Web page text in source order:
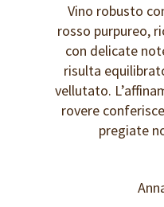
Vino robusto
rosso purpureo,
con delicate
risulta
vellutato.
rovere
pregiate